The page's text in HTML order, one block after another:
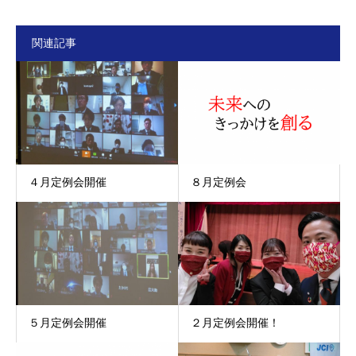
関連記事
４月定例会開催 ８月定例会
５月定例会開催 ２月定例会開催！